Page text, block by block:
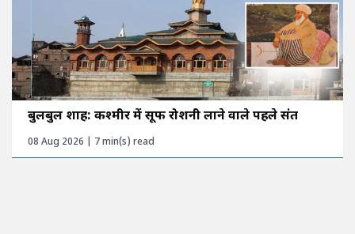
बुलबुल शाह: कश्मीर में सूफी रोशनी लाने वाले पहले संत
08 Aug 2026 | 7 min(s) read